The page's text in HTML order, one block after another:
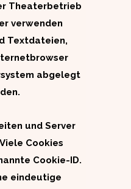
Theaterbetrieb
verwenden
Textdateien,
abgelegt
und Server
Cookies
Cookie-ID.
eindeutige